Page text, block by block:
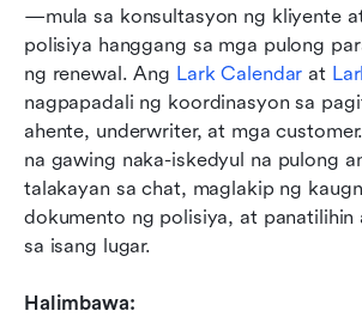
—mula sa konsultasyon ng kliyente
polisiya hanggang sa mga pulong
ng renewal. Ang Lark Calendar at
nagpapadali ng koordinasyon sa
ahente, underwriter, at mga
na gawing naka-iskedyul na pulong
talakayan sa chat, maglakip ng
dokumento ng polisiya, at panatilihin
sa isang lugar.
Halimbawa: